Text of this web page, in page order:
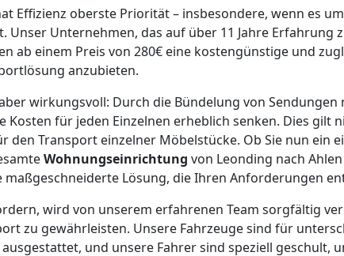
Effizienz oberste Priorität – insbesondere, wenn es
Unser Unternehmen, das auf über 11 Jahre Erfahrung
ab einem Preis von 280€ eine kostengünstige und
anzubieten.
wirkungsvoll: Durch die Bündelung von
Kosten für jeden Einzelnen erheblich senken. Dies gilt
den Transport einzelner Möbelstücke. Ob Sie nun ein
Wohnungseinrichtung von Leonding nach
maßgeschneiderte Lösung, die Ihren Anforderungen
wird von unserem erfahrenen Team sorgfältig
zu gewährleisten. Unsere Fahrzeuge sind für
und unsere Fahrer sind speziell geschult,